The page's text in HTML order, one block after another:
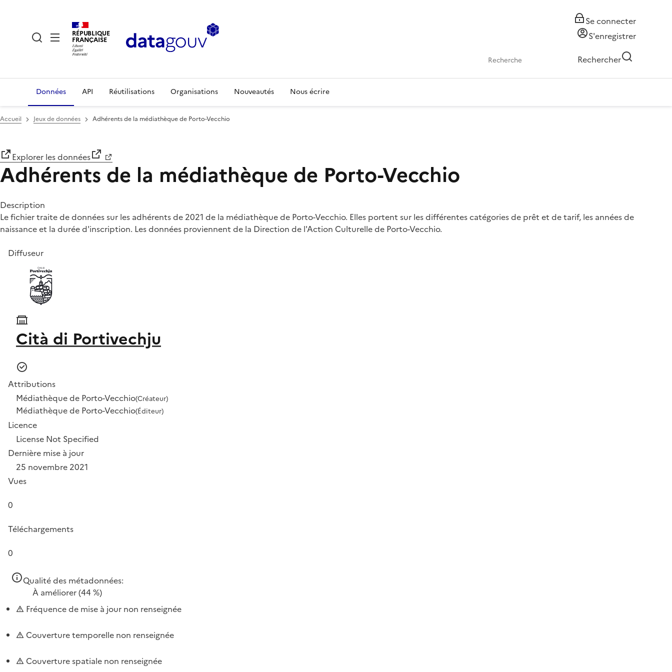
RÉPUBLIQUE
FRANÇAISE
Se connecter
S'enregistrer
Rechercher
Données API Réutilisations Organisations Nouveautés Nous écrire
Accueil Jeux de données Adhérents de la médiathèque de Porto-Vecchio
Explorer les données
Adhérents de la médiathèque de Porto-Vecchio
Description
Le fichier traite de données sur les adhérents de 2021 de la médiathèque de Porto-Vecchio. Elles portent sur les différentes catégories de prêt et de tarif, les années de
naissance et la durée d'inscription. Les données proviennent de la Direction de l'Action Culturelle de Porto-Vecchio.
Diffuseur
Cità di Portivechju
Attributions
Médiathèque de Porto-Vecchio(Créateur)
Médiathèque de Porto-Vecchio(Éditeur)
Licence
License Not Specified
Dernière mise à jour
25 novembre 2021
Vues
0
Téléchargements
0
Qualité des métadonnées:
À améliorer(44 %)
Fréquence de mise à jour non renseignée
Couverture temporelle non renseignée
Couverture spatiale non renseignée